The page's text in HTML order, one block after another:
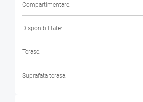
Compartimentare:
Disponibilitate:
Terase:
Suprafata terasa: